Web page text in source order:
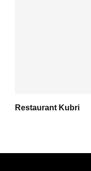
Restaurant Kubri